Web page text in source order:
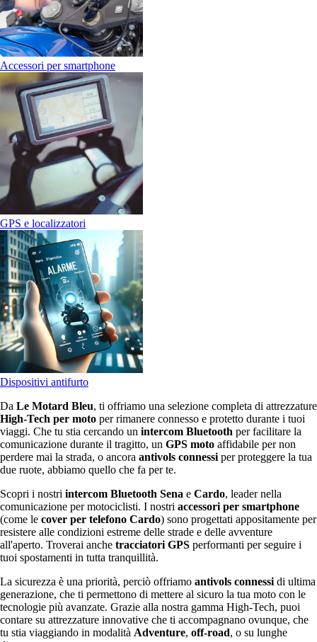
Accessori per smartphone
GPS e localizzatori
Dispositivi antifurto
Da Le Motard Bleu, ti offriamo una selezione completa di attrezzature
High-Tech per moto per rimanere connesso e protetto durante i tuoi
viaggi. Che tu stia cercando un intercom Bluetooth per facilitare la
comunicazione durante il tragitto, un GPS moto affidabile per non
perdere mai la strada, o ancora antivols connessi per proteggere la tua
due ruote, abbiamo quello che fa per te.
Scopri i nostri intercom Bluetooth Sena e Cardo, leader nella
comunicazione per motociclisti. I nostri accessori per smartphone
(come le cover per telefono Cardo) sono progettati appositamente per
resistere alle condizioni estreme delle strade e delle avventure
all'aperto. Troverai anche tracciatori GPS performanti per seguire i
tuoi spostamenti in tutta tranquillità.
La sicurezza è una priorità, perciò offriamo antivols connessi di ultima
generazione, che ti permettono di mettere al sicuro la tua moto con le
tecnologie più avanzate. Grazie alla nostra gamma High-Tech, puoi
contare su attrezzature innovative che ti accompagnano ovunque, che
tu stia viaggiando in modalità Adventure, off-road, o su lunghe